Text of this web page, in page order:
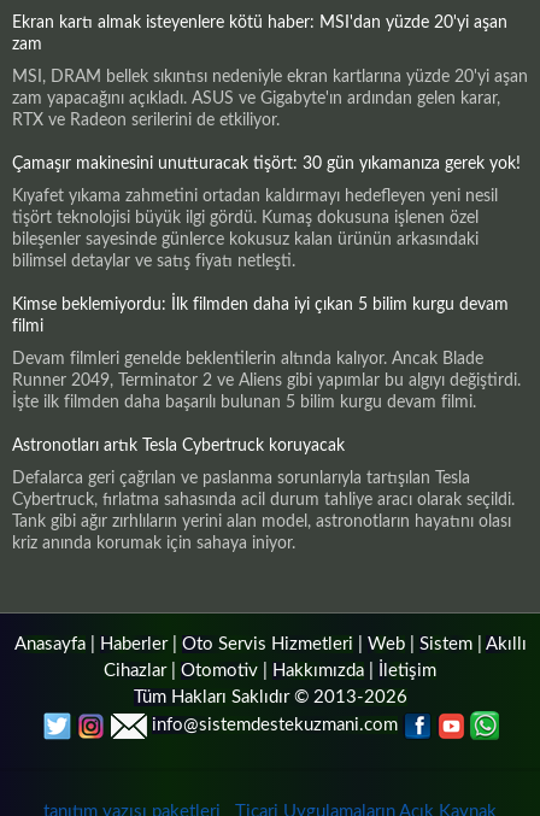
Ekran kartı almak isteyenlere kötü haber: MSI'dan yüzde 20'yi aşan
zam
MSI, DRAM bellek sıkıntısı nedeniyle ekran kartlarına yüzde 20'yi aşan
zam yapacağını açıkladı. ASUS ve Gigabyte'ın ardından gelen karar,
RTX ve Radeon serilerini de etkiliyor.
Çamaşır makinesini unutturacak tişört: 30 gün yıkamanıza gerek yok!
Kıyafet yıkama zahmetini ortadan kaldırmayı hedefleyen yeni nesil
tişört teknolojisi büyük ilgi gördü. Kumaş dokusuna işlenen özel
bileşenler sayesinde günlerce kokusuz kalan ürünün arkasındaki
bilimsel detaylar ve satış fiyatı netleşti.
Kimse beklemiyordu: İlk filmden daha iyi çıkan 5 bilim kurgu devam
filmi
Devam filmleri genelde beklentilerin altında kalıyor. Ancak Blade
Runner 2049, Terminator 2 ve Aliens gibi yapımlar bu algıyı değiştirdi.
İşte ilk filmden daha başarılı bulunan 5 bilim kurgu devam filmi.
Astronotları artık Tesla Cybertruck koruyacak
Defalarca geri çağrılan ve paslanma sorunlarıyla tartışılan Tesla
Cybertruck, fırlatma sahasında acil durum tahliye aracı olarak seçildi.
Tank gibi ağır zırhlıların yerini alan model, astronotların hayatını olası
kriz anında korumak için sahaya iniyor.
Anasayfa| Haberler| Oto Servis Hizmetleri Web| Sistem| Akıllı
Cihazlar| Otomotiv Hakkımızda
İletişim
Tüm Hakları Saklıdır © 2013-2026
info@sistemdestekuzmani.com
tanıtım yazısı paketleri Ticari Uygulamaların Açık Kaynak